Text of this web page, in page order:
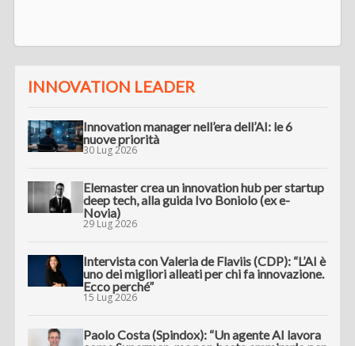
INNOVATION LEADER
Innovation manager nell’era dell’AI: le 6
nuove priorità
30 Lug 2026
Elemaster crea un innovation hub per startup
deep tech, alla guida Ivo Boniolo (ex e-
Novia)
29 Lug 2026
Intervista con Valeria de Flaviis (CDP): “L’AI è
uno dei migliori alleati per chi fa innovazione.
Ecco perché”
15 Lug 2026
Paolo Costa (Spindox): “Un agente AI lavora